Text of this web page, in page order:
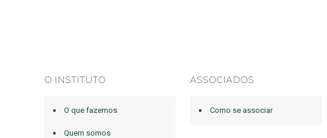
O INSTITUTO
O que fazemos
Quem somos
ASSOCIADOS
Como se associar